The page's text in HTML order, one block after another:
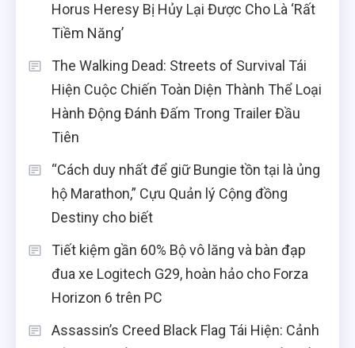
Horus Heresy Bị Hủy Lại Được Cho Là ‘Rất
Tiềm Năng’
The Walking Dead: Streets of Survival Tái
Hiện Cuộc Chiến Toàn Diện Thành Thể Loại
Hành Động Đánh Đấm Trong Trailer Đầu
Tiên
“Cách duy nhất để giữ Bungie tồn tại là ủng
hộ Marathon,” Cựu Quản lý Cộng đồng
Destiny cho biết
Tiết kiệm gần 60% Bộ vô lăng và bàn đạp
đua xe Logitech G29, hoàn hảo cho Forza
Horizon 6 trên PC
Assassin’s Creed Black Flag Tái Hiện: Cảnh